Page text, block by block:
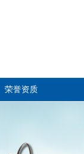
荣誉资质